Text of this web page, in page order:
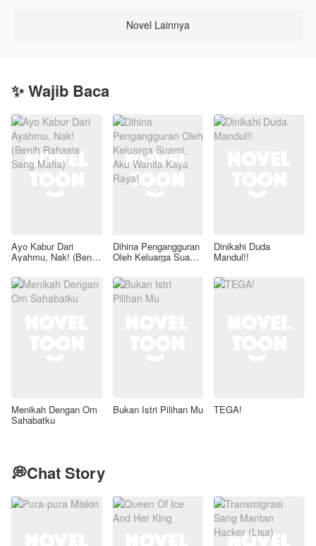
Novel Lainnya
✨ Wajib Baca
Ayo Kabur Dari
Ayahmu, Nak! (Benih
Dihina Pengangguran
Oleh Keluarga Suami,
Raya!
Dinikahi Duda
Mandul!!
Menikah Dengan Om
Sahabatku
Bukan Istri Pilihan Mu TEGA!
💭Chat Story